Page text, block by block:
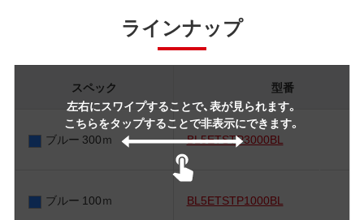
ラインナップ
左右にスワイプすることで、表が見られます。
こちらをタップすることで非表示にできます。
スペック 型番
ブルー 300ｍ BL5ETSTP3000BL
ブルー 100ｍ BL5ETSTP1000BL